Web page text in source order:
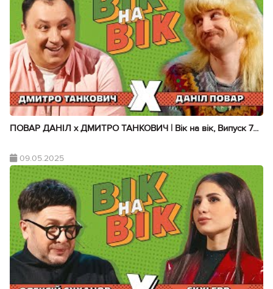
ПОВАР ДАНІЛ х ДМИТРО ТАНКОВИЧ | Вік на вік, Випуск 7...
09.05.2025